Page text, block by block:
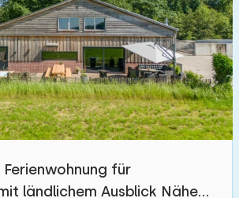
134
129
203
Ferienwohnung für
ländlichem Ausblick Nähe